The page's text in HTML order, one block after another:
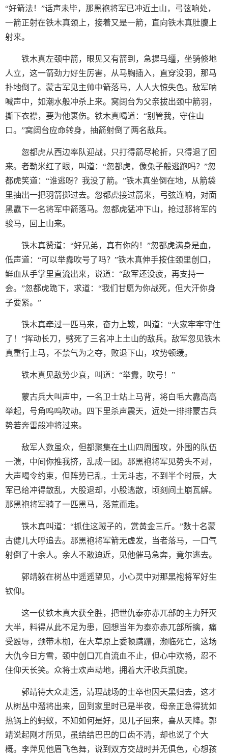
“好箭法！”话声未毕，那黑袍将军已冲近土山，弓弦响处，
一箭正射在铁木真颈上，接着又是一箭，直向铁木真肚腹上
射来。
铁木真左颈中箭，眼见又有箭到，急提马缰，坐骑倏地
人立，这一箭劲力好生厉害，从马胸插入，直穿没羽，那马
扑地倒了。蒙古军见主帅中箭落马，人人大惊失色。敌军呐
喊声中，如潮水般冲杀上来。窝阔台为父亲拔出颈中箭羽，
撕下衣襟，要为他裹伤。铁木真喝道：“别管我，守住山
口。”窝阔台应命转身，抽箭射倒了两名敌兵。
忽都虎从西边率队迎战，只打得箭尽枪折，只得退了回
来。者勒米红了眼，叫道：“忽都虎，像兔子般逃跑吗？”忽
都虎笑道：“谁逃呀？我没了箭。”铁木真坐倒在地，从箭袋
里抽出一把羽箭掷过去。忽都虎接过箭来，弓弦连响，对面
黑纛下一名将军中箭落马。忽都虎猛冲下山，抢过那将军的
骏马，回上山来。
铁木真赞道：“好兄弟，真有你的！”忽都虎满身是血，
低声道：“可以举纛吹号了吗？”铁木真伸手按住颈里创口，
鲜血从手掌里直流出来，说道：“敌军还没疲，再支持一
会。”忽都虎跪下，求道：“我们甘愿为你战死，但大汗你身
子要紧。”
铁木真牵过一匹马来，奋力上鞍，叫道：“大家牢牢守住
了！”挥动长刀，劈死了三名冲上土山的敌兵。敌军忽见铁木
真重行上马，不禁气为之夺，败退下山，攻势顿缓。
铁木真见敌势少衰，叫道：“举纛，吹号！”
蒙古兵大叫声中，一名卫士站上马背，将白毛大纛高高
举起，号角呜呜吹动。四下里杀声震天，远处一排排蒙古兵
势若奔雷般冲将过来。
敌军人数虽众，但都聚集在土山四周围攻，外围的队伍
一溃，中间你推我挤，乱成一团。那黑袍将军见势头不对，
大声喝令约束，但阵势已乱，士无斗志，不到半个时辰，大
军已给冲得散乱，大股退却，小股逃散，顷刻间土崩瓦解。
那黑袍将军骑了一匹黑马，落荒而走。
铁木真叫道：“抓住这贼子的，赏黄金三斤。”数十名蒙
古健儿大呼追去。那黑袍将军箭无虚发，当者落马，一口气
射倒了十余人。余人不敢迫近，见他催马急奔，竟尔逃去。
郭靖躲在树丛中遥遥望见，小心灵中对那黑袍将军好生
钦仰。
这一仗铁木真大获全胜，把世仇泰亦赤兀部的主力歼灭
大半，料得从此不足为患，回想当年为泰亦赤兀部所擒，痛
受殴辱，颈带木枷，在大草原上委顿蹒跚，濒临死亡，这场
大仇今日方雪，颈中创口兀自流血不止，但心中欢畅，忍不
住仰天长笑。众将士欢声动地，拥着大汗收兵凯旋。
郭靖待大众走远，清理战场的士卒也因天黑归去，这才
从树丛中溜将出来，回到家里时已是半夜，母亲正急得犹如
热锅上的蚂蚁，不知如何是好，见儿子回来，喜从天降。郭
靖说起刚才所见，虽结结巴巴的口齿不清，却也说了个大
概。李萍见他眉飞色舞，说到双方交战时并无俱色，心想孩